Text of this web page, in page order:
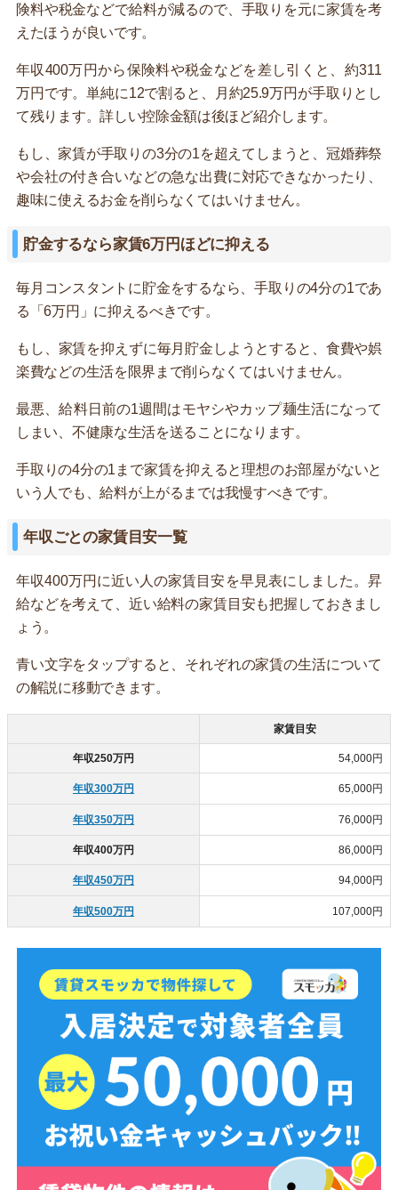
険料や税金などで給料が減るので、手取りを元に家賃を考
えたほうが良いです。
年収400万円から保険料や税金などを差し引くと、約311
万円です。単純に12で割ると、月約25.9万円が手取りとし
て残ります。詳しい控除金額は後ほど紹介します。
もし、家賃が手取りの3分の1を超えてしまうと、冠婚葬祭
や会社の付き合いなどの急な出費に対応できなかったり、
趣味に使えるお金を削らなくてはいけません。
貯金するなら家賃6万円ほどに抑える
毎月コンスタントに貯金をするなら、手取りの4分の1であ
る「6万円」に抑えるべきです。
もし、家賃を抑えずに毎月貯金しようとすると、食費や娯
楽費などの生活を限界まで削らなくてはいけません。
最悪、給料日前の1週間はモヤシやカップ麺生活になって
しまい、不健康な生活を送ることになります。
手取りの4分の1まで家賃を抑えると理想のお部屋がないと
いう人でも、給料が上がるまでは我慢すべきです。
年収ごとの家賃目安一覧
年収400万円に近い人の家賃目安を早見表にしました。昇
給などを考えて、近い給料の家賃目安も把握しておきまし
ょう。
青い文字をタップすると、それぞれの家賃の生活について
の解説に移動できます。
家賃目安
年収250万円 54,000円
年収300万円 65,000円
年収350万円 76,000円
年収400万円 86,000円
年収450万円 94,000円
年収500万円 107,000円